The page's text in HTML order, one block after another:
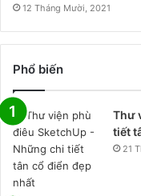
12 Tháng Mười, 2021
Phổ biến
Thư
tiết
21